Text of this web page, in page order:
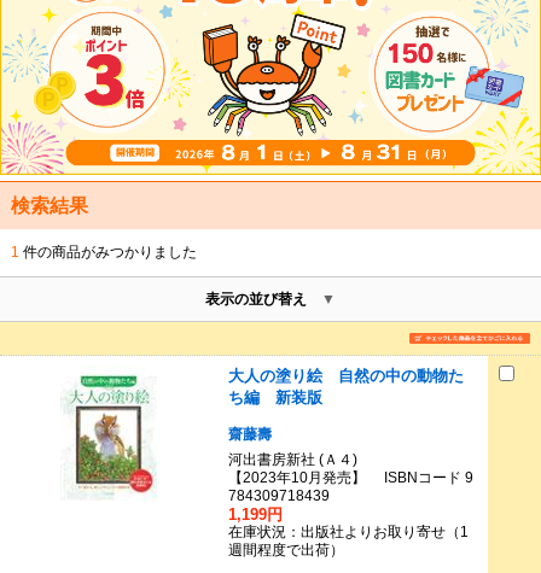
検索結果
1 件の商品がみつかりました
表示の並び替え
大人の塗り絵 自然の中の動物た
ち編 新装版
齋藤壽
河出書房新社 (Ａ４)
【2023年10月発売】 ISBNコード 9
784309718439
1,199円
在庫状況：出版社よりお取り寄せ（1
週間程度で出荷）